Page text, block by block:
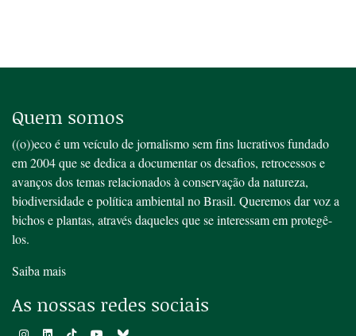
Quem somos
((o))eco é um veículo de jornalismo sem fins lucrativos fundado
em 2004 que se dedica a documentar os desafios, retrocessos e
avanços dos temas relacionados à conservação da natureza,
biodiversidade e política ambiental no Brasil. Queremos dar voz a
bichos e plantas, através daqueles que se interessam em protegê-
los.
Saiba mais
As nossas redes sociais